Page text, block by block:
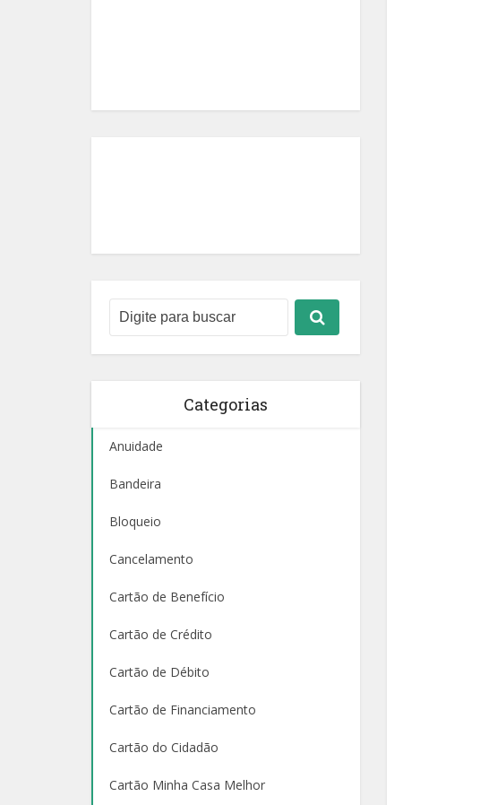
Categorias
Anuidade
Bandeira
Bloqueio
Cancelamento
Cartão de Benefício
Cartão de Crédito
Cartão de Débito
Cartão de Financiamento
Cartão do Cidadão
Cartão Minha Casa Melhor